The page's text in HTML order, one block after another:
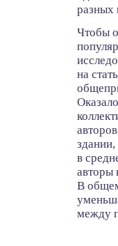
разных
Чтобы
на
в
авторы
В
между